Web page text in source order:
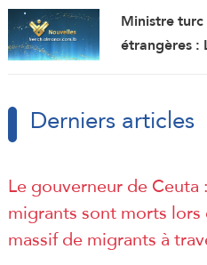
au Liban, où
entraîné la
personnes
Ministre
étrangères :
AlQods
Derniers articles
Le gouverneur de
migrants sont morts lors
massif de migrants à